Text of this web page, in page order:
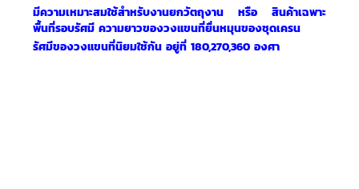
มีความเหมาะสมใช้สำหรับงานยกวัตถุงาน หรือ สินค้าเฉพาะ
พื้นที่รอบรัศมี ความยาวของวงแขนที่ยื่นหมุนของชุดเครน
รัศมีของวงแขนที่นิยมใช้กัน อยู่ที่ 180,270,360 องศา